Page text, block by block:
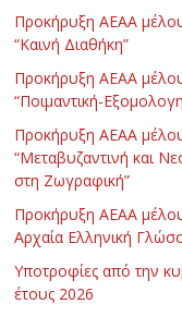
Προκήρυξη ΑΕΑΑ
“Καινή Διαθήκη”
Προκήρυξη ΑΕΑΑ
“Ποιμαντική-
Προκήρυξη ΑΕΑΑ
“Μεταβυζαντινή και
στη Ζωγραφική”
Προκήρυξη ΑΕΑΑ
Αρχαία Ελληνική
Υποτροφίες από την
έτους 2026